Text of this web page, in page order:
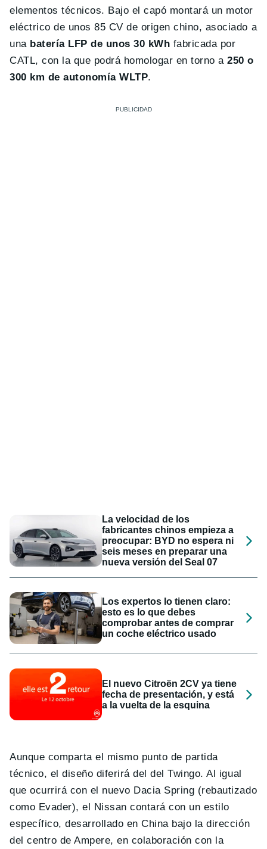
elementos técnicos. Bajo el capó montará un motor
eléctrico de unos 85 CV de origen chino, asociado a
una batería LFP de unos 30 kWh fabricada por
CATL, con la que podrá homologar en torno a250 o
300 km de autonomía WLTP.
La velocidad de los
fabricantes chinos empieza a
preocupar: BYD no espera ni
seis meses en preparar una
nueva versión del Seal 07
Los expertos lo tienen claro:
esto es lo que debes
comprobar antes de comprar
un coche eléctrico usado
El nuevo Citroën 2CV ya tiene
fecha de presentación, y está
a la vuelta de la esquina
Aunque comparta el mismo punto de partida
técnico, el diseño diferirá del del Twingo. Al igual
que ocurrirá con el nuevo Dacia Spring (rebautizado
como Evader), el Nissan contará con un estilo
específico, desarrollado en China bajo la dirección
del centro de Ampere, en colaboración con la